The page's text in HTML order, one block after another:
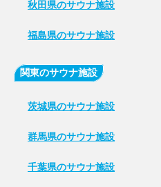
秋田県のサウナ施設
福島県のサウナ施設
関東のサウナ施設
茨城県のサウナ施設
群馬県のサウナ施設
千葉県のサウナ施設